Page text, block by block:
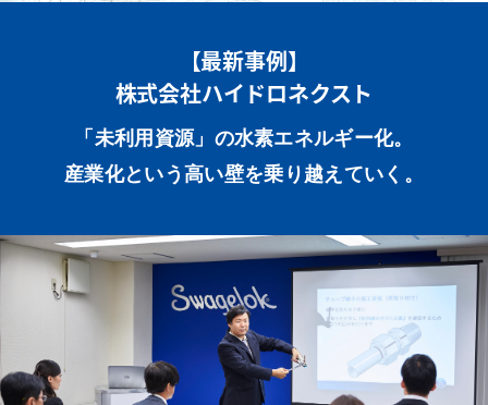
【最新事例】
株式会社ハイドロネクスト
「未利用資源」の水素エネルギー化。
産業化という高い壁を乗り越えていく。